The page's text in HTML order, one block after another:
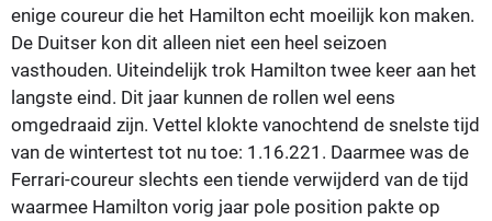
enige coureur die het Hamilton echt moeilijk kon maken.
De Duitser kon dit alleen niet een heel seizoen
vasthouden. Uiteindelijk trok Hamilton twee keer aan het
langste eind. Dit jaar kunnen de rollen wel eens
omgedraaid zijn. Vettel klokte vanochtend de snelste tijd
van de wintertest tot nu toe: 1.16.221. Daarmee was de
Ferrari-coureur slechts een tiende verwijderd van de tijd
waarmee Hamilton vorig jaar pole position pakte op